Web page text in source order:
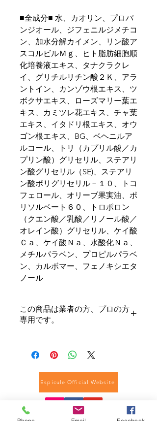
■全成分■ 水、カオリン、プロパ
ンジオール、ジフェニルジメチコ
ン、加水分解カイメン、リン酸ア
スコルビルＭｇ、ヒト脂肪細胞順
化培養液エキス、タナクラクレ
イ、グリチルリチン酸２Ｋ、アラ
ントイン、カンゾウ根エキス、ツ
ボクサエキス、ローズマリー葉エ
キス、カミツレ花エキス、チャ葉
エキス、イタドリ根エキス、オウ
ゴン根エキス、BG、ベヘニルア
ルコール、トリ（カプリル酸／カ
プリン酸）グリセリル、ステアリ
ン酸グリセリル（SE)、ステアリ
ン酸ポリグリセリル－１０、トコ
フェロール、オリーブ果実油、ポ
リソルベート６０、トロポロン
（クエン酸／乳酸／リノール酸／
オレイン酸）グリセリル、ケイ酸
Ｃａ、ケイ酸Ｎａ、水酸化Ｎａ、
メチルパラベン、プロピルパラベ
ン、カルボマー、フェノキシエタ
ノール
この商品は業者の方、プロの方
専用です。
方は、仕入れ用ショッピングサイトか
らご注文ください。
Espicule Official Website